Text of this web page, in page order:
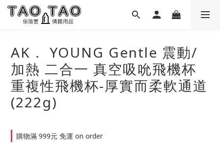
AK． YOUNG Gentle 震動/
加熱 二合一 真空吸吮飛機杯
重複性飛機杯-厚實而柔軟通道
(222g)
購物滿 999元 免運 on order